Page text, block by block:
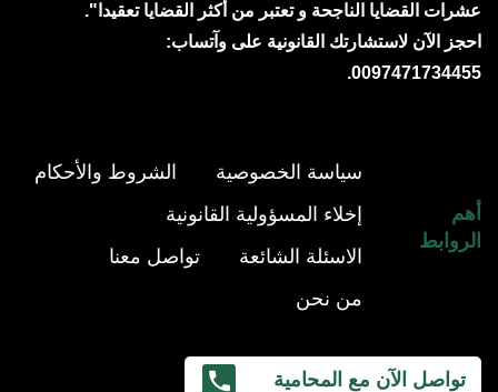
عشرات القضايا الناجحة و تعتبر من أكثر القضايا تعقيدا".
احجز الآن لاستشارتك القانونية على وآتساب:
0097471734455.
أهم
الروابط
سياسة الخصوصية
الشروط والأحكام
إخلاء المسؤولية القانونية
الاسئلة الشائعة
تواصل معنا
من نحن
تواصل الآن مع المحامية